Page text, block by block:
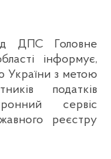
інформує,
з метою
податків
сервіс
реєстру